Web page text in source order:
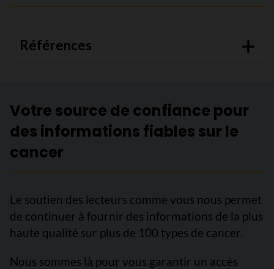
Références
Votre source de confiance pour
des informations fiables sur le
cancer
Le soutien des lecteurs comme vous nous permet
de continuer à fournir des informations de la plus
haute qualité sur plus de 100 types de cancer.
Nous sommes là pour vous garantir un accès